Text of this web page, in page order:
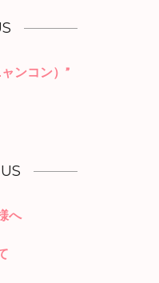
ンコン）”
へ